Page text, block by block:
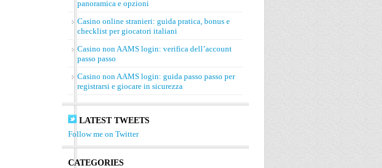
panoramica e opzioni
Casino online stranieri: guida pratica, bonus e
checklist per giocatori italiani
Casino non AAMS login: verifica dell’account
passo passo
Casino non AAMS login: guida passo passo per
registrarsi e giocare in sicurezza
LATEST TWEETS
Follow me on Twitter
CATEGORIES